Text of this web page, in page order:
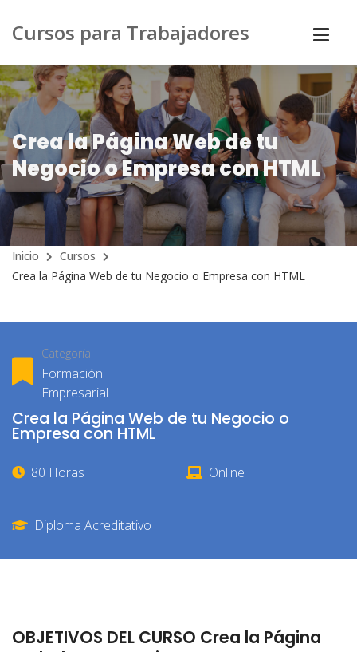
Cursos para Trabajadores
Crea la Página Web de tu
Negocio o Empresa con HTML
Inicio
Cursos
Crea la Página Web de tu Negocio o Empresa con HTML
Categoría
Formación
Empresarial
Crea la Página Web de tu Negocio o
Empresa con HTML
80 Horas Online
Diploma Acreditativo
OBJETIVOS DEL CURSO Crea la Página